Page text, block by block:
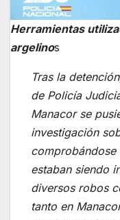
Herramientas
argelinos
Tras la
de Policía
Manacor se
investigación
comprobándose
estaban siendo
diversos robos
tanto en